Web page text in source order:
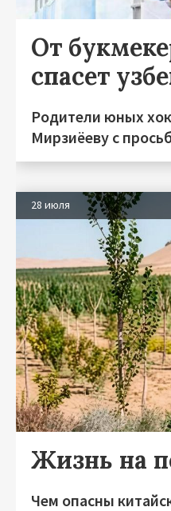
От
спасет
Родители юных
Мирзиёеву с
28 июля
Жизнь на
Чем опасны